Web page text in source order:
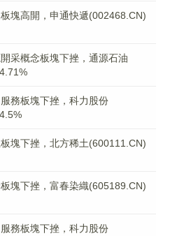
板塊高開，申通快遞(002468.CN)
開采概念板塊下挫，通源石油
服務板塊下挫，科力股份
板塊下挫，北方稀土(600111.CN)
板塊下挫，富春染織(605189.CN)
服務板塊下挫，科力股份